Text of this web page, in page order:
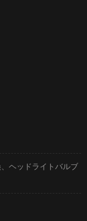
ヘッドライトバルブ